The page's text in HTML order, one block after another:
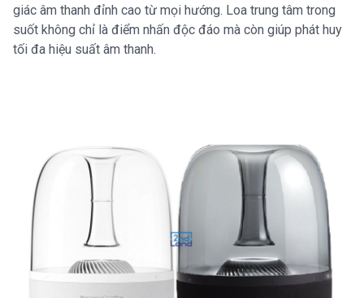
giác âm thanh đỉnh cao từ mọi hướng. Loa trung tâm trong
suốt không chỉ là điểm nhấn độc đáo mà còn giúp phát huy
tối đa hiệu suất âm thanh.